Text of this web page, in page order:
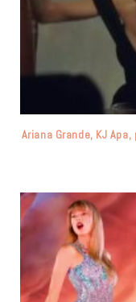
Ariana Grande, KJ